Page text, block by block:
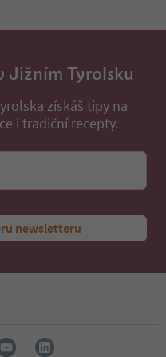
Jižním Tyrolsku
získáš tipy na
i tradiční recepty.
newsletteru